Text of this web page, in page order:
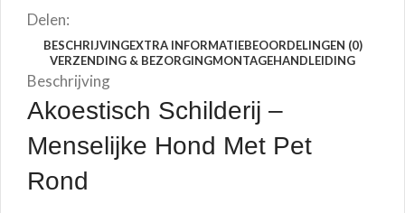
Delen:
BESCHRIJVINGEXTRA INFORMATIEBEOORDELINGEN (0)
VERZENDING & BEZORGINGMONTAGEHANDLEIDING
Beschrijving
Akoestisch Schilderij –
Menselijke Hond Met Pet
Rond